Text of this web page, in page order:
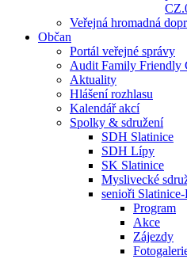
Veřejná hromadná
Občan
Portál veřejné správy
Audit Family Friendly
Aktuality
Hlášení rozhlasu
Kalendář akcí
Spolky & sdružení
SDH Slatinice
SDH Lípy
SK Slatinice
Myslivecké
senioři
Program
Akce
Zájezdy